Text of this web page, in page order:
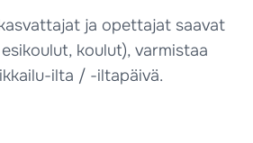
ja opettajat saavat
koulut), varmistaa
ilta / -iltapäivä.